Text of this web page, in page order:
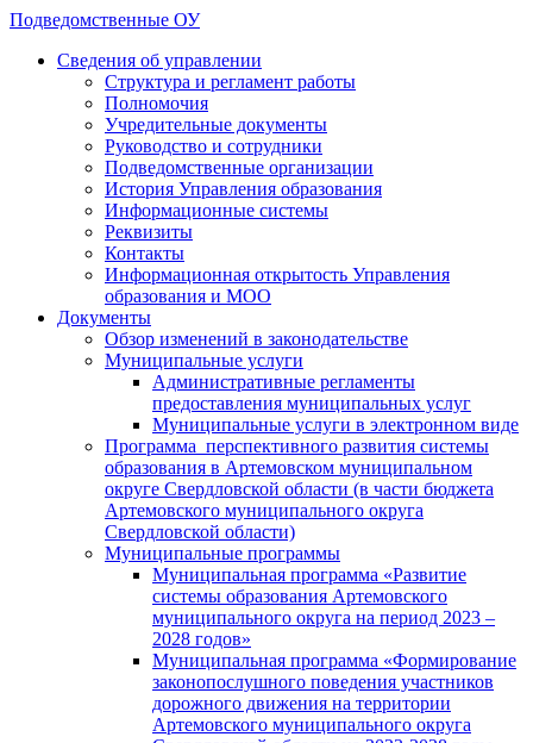
Подведомственные ОУ
Сведения об управлении
Структура и регламент работы
Полномочия
Учредительные документы
Руководство и сотрудники
Подведомственные организации
История Управления образования
Информационные системы
Реквизиты
Контакты
Информационная открытость Управления
образования и МОО
Документы
Обзор изменений в законодательстве
Муниципальные услуги
Административные регламенты
предоставления муниципальных услуг
Муниципальные услуги в электронном виде
Программа перспективного развития системы
образования в Артемовском муниципальном
округе Свердловской области (в части бюджета
Артемовского муниципального округа
Свердловской области)
Муниципальные программы
Муниципальная программа «Развитие
системы образования Артемовского
муниципального округа на период 2023 –
2028 годов»
Муниципальная программа «Формирование
законопослушного поведения участников
дорожного движения на территории
Артемовского муниципального округа